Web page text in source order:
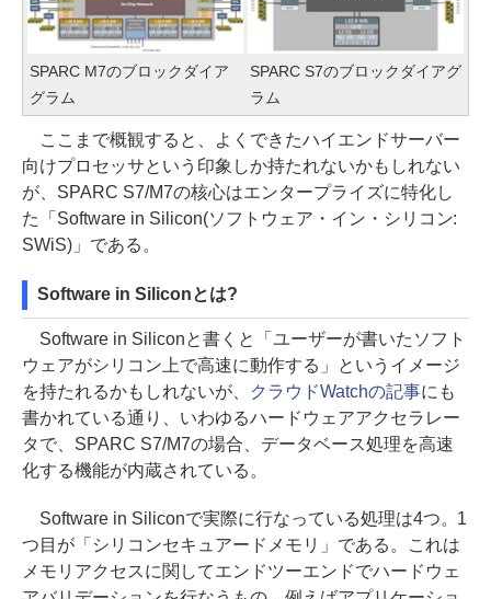
SPARC M7のブロックダイア
グラム
SPARC S7のブロックダイアグ
ラム
ここまで概観すると、よくできたハイエンドサーバー
向けプロセッサという印象しか持たれないかもしれない
が、SPARC S7/M7の核心はエンタープライズに特化し
た「Software in Silicon(ソフトウェア・イン・シリコン:
SWiS)」である。
Software in Siliconとは?
Software in Siliconと書くと「ユーザーが書いたソフト
ウェアがシリコン上で高速に動作する」というイメージ
を持たれるかもしれないが、
クラウドWatchの記事にも
書かれている通り、いわゆるハードウェアアクセラレー
タで、SPARC S7/M7の場合、データベース処理を高速
化する機能が内蔵されている。
Software in Siliconで実際に行なっている処理は4つ。1
つ目が「シリコンセキュアードメモリ」である。これは
メモリアクセスに関してエンドツーエンドでハードウェ